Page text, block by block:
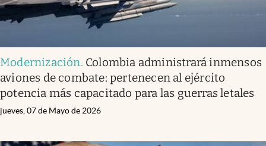
Modernización. Colombia administrará inmensos
aviones de combate: pertenecen al ejército
potencia más capacitado para las guerras letales
jueves, 07 de Mayo de 2026